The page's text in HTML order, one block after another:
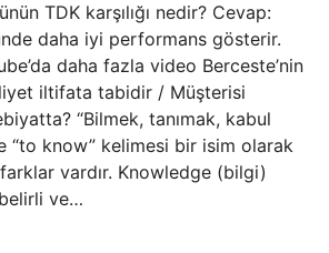
TDK karşılığı nedir? Cevap:
daha iyi performans gösterir.
daha fazla video Berceste’nin
iltifata tabidir / Müşterisi
“Bilmek, tanımak, kabul
“to know” kelimesi bir isim olarak
vardır. Knowledge (bilgi)
ve…